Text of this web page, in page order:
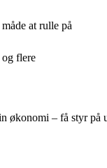
at rulle på
flere
økonomi – få styr på